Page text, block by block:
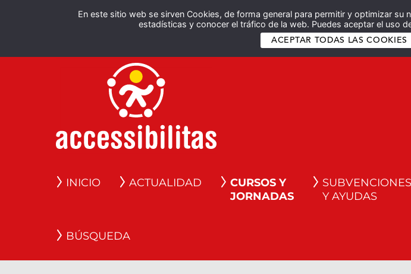
En este sitio web se sirven Cookies, de forma general para permitir y optimizar
estadísticas y conocer el tráfico de la web. Puedes aceptar el uso
ACEPTAR TODAS LAS COOKIES
INICIO ACTUALIDAD
CURSOS Y
JORNADAS
SUBVENCIONES
Y AYUDAS
BÚSQUEDA